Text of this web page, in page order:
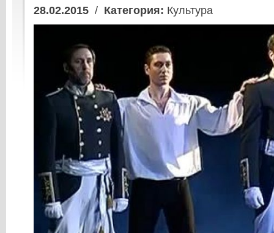
28.02.2015 / Категория: Культура